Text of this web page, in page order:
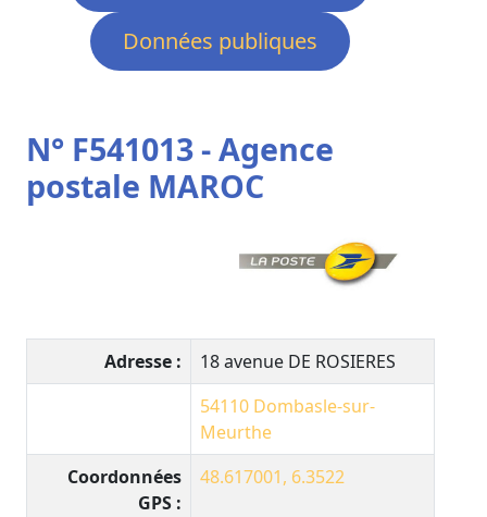
Données publiques
N° F541013 - Agence
postale MAROC
Adresse :
18 avenue DE ROSIERES
54110 Dombasle-sur-
Meurthe
Coordonnées
GPS :
48.617001, 6.3522